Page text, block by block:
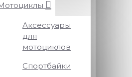
Аксессуары
для
мотоциклов
Спортбайки